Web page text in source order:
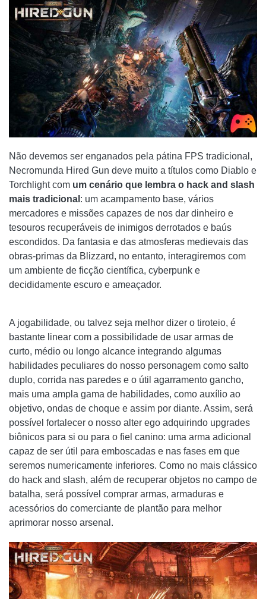
Não devemos ser enganados pela pátina FPS tradicional,
Necromunda Hired Gun deve muito a títulos como Diablo e
Torchlight com um cenário que lembra o hack and slash
mais tradicional : um acampamento base, vários
mercadores e missões capazes de nos dar dinheiro e
tesouros recuperáveis ​​de inimigos derrotados e baús
escondidos. Da fantasia e das atmosferas medievais das
obras-primas da Blizzard, no entanto, interagiremos com
um ambiente de ficção científica, cyberpunk e
decididamente escuro e ameaçador.
A jogabilidade, ou talvez seja melhor dizer o tiroteio, é
bastante linear com a possibilidade de usar armas de
curto, médio ou longo alcance integrando algumas
habilidades peculiares do nosso personagem como salto
duplo, corrida nas paredes e o útil agarramento gancho,
mais uma ampla gama de habilidades, como auxílio ao
objetivo, ondas de choque e assim por diante. Assim, será
possível fortalecer o nosso alter ego adquirindo upgrades
biônicos para si ou para o fiel canino: uma arma adicional
capaz de ser útil para emboscadas e nas fases em que
seremos numericamente inferiores. Como no mais clássico
do hack and slash, além de recuperar objetos no campo de
batalha, será possível comprar armas, armaduras e
acessórios do comerciante de plantão para melhor
aprimorar nosso arsenal.